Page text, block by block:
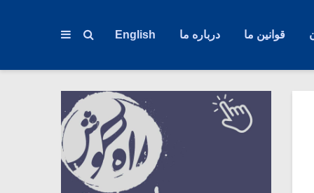
قوانین ما درباره ما English